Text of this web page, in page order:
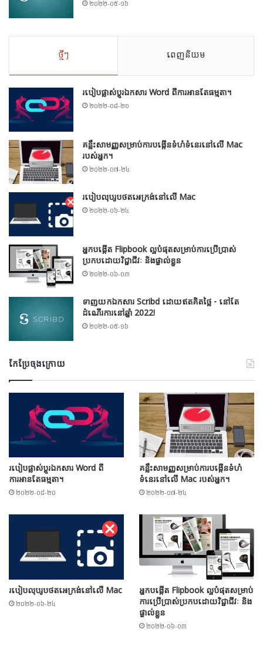
២០២២-០៥-១៦
ថ្មីៗ ពេញនិយម
របៀបផ្លាស់ប្តូរឯកសារ Word ពីការអានតែធម្មតា។
២០២២-០៨-២០
គន្លឹះសាមញ្ញសម្រាប់ការបង្កើនទំហំទំនេរនៅលើ Mac
របស់អ្នក។
២០២២-០៧-២៤
របៀបលុបរូបថតអេក្រង់នៅលើ Mac
២០២២-០៦-២៤
អ្នកបង្កើត Flipbook ល្អបំផុតសម្រាប់ការប្រើប្រាស់
ប្រកបដោយវិជ្ជាជីវៈ និងផ្ទាល់ខ្លួន
២០២២-០៦-០៣
ទាញយកឯកសារ Scribd ដោយឥតគិតថ្លៃ - នៅតែ
ដំណើរការនៅឆ្នាំ 2022!
២០២២-០៥-១៦
កែប្រែចុងក្រោយ
របៀបផ្លាស់ប្តូរឯកសារ Word ពី
ការអានតែធម្មតា។
២០២២-០៨-២០
គន្លឹះសាមញ្ញសម្រាប់ការបង្កើនទំហំ
ទំនេរនៅលើ Mac របស់អ្នក។
២០២២-០៧-២៤
របៀបលុបរូបថតអេក្រង់នៅលើ Mac
២០២២-០៦-២៤
អ្នកបង្កើត Flipbook ល្អបំផុតសម្រាប់
ការប្រើប្រាស់ប្រកបដោយវិជ្ជាជីវៈ និង
ផ្ទាល់ខ្លួន
២០២២-០៦-០៣